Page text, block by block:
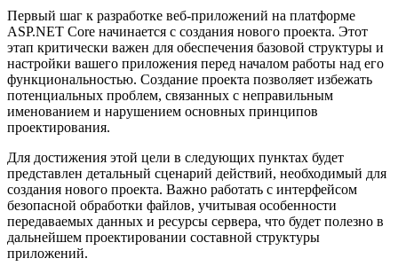
Первый шаг к разработке веб-приложений на платформе
ASP.NET Core начинается с создания нового проекта. Этот
этап критически важен для обеспечения базовой структуры и
настройки вашего приложения перед началом работы над его
функциональностью. Создание проекта позволяет избежать
потенциальных проблем, связанных с неправильным
именованием и нарушением основных принципов
проектирования.
Для достижения этой цели в следующих пунктах будет
представлен детальный сценарий действий, необходимый для
создания нового проекта. Важно работать с интерфейсом
безопасной обработки файлов, учитывая особенности
передаваемых данных и ресурсы сервера, что будет полезно в
дальнейшем проектировании составной структуры
приложений.